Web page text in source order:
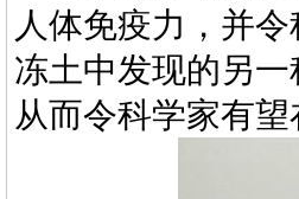
人体免疫力，并
冻土中发现的另
从而令科学家有